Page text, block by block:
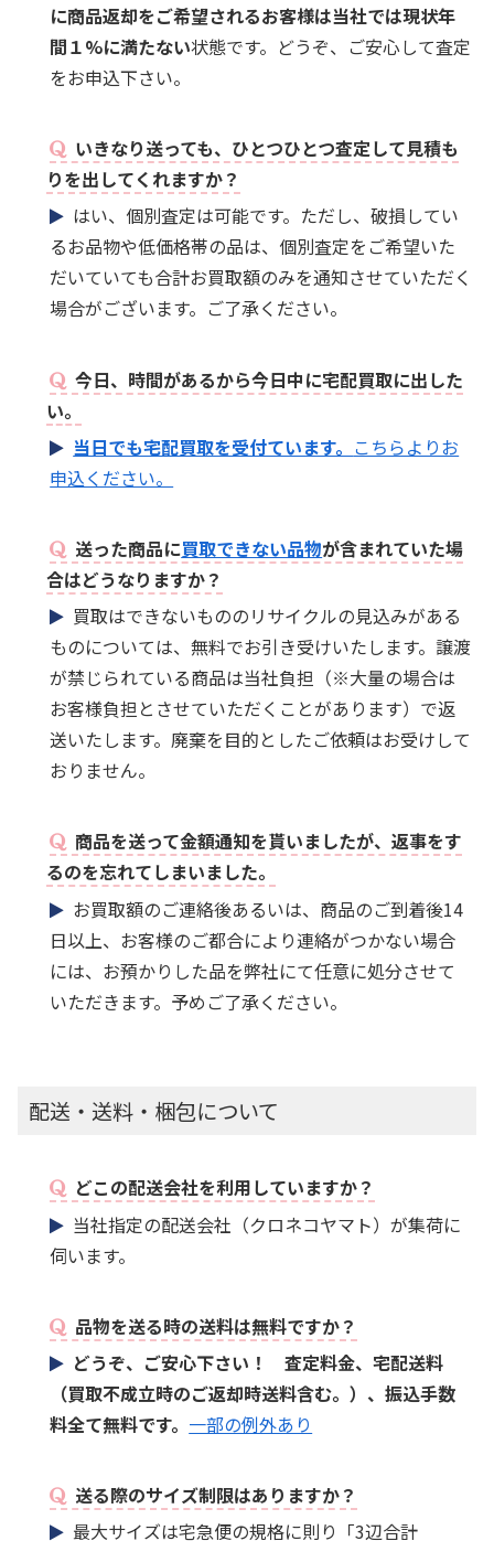
に商品返却をご希望されるお客様は当社では現状年
間１%に満たない状態です。どうぞ、ご安心して査定
をお申込下さい。
いきなり送っても、ひとつひとつ査定して見積も
りを出してくれますか？
はい、個別査定は可能です。ただし、破損してい
るお品物や低価格帯の品は、個別査定をご希望いた
だいていても合計お買取額のみを通知させていただく
場合がございます。ご了承ください。
今日、時間があるから今日中に宅配買取に出した
い。
当日でも宅配買取を受付ています。 こちらよりお
申込ください。
送った商品に買取できない品物が含まれていた場
合はどうなりますか？
買取はできないもののリサイクルの見込みがある
ものについては、無料でお引き受けいたします。譲渡
が禁じられている商品は当社負担（※大量の場合は
お客様負担とさせていただくことがあります）で返
送いたします。廃棄を目的としたご依頼はお受けして
おりません。
商品を送って金額通知を貰いましたが、返事をす
るのを忘れてしまいました。
お買取額のご連絡後あるいは、商品のご到着後14
日以上、お客様のご都合により連絡がつかない場合
には、お預かりした品を弊社にて任意に処分させて
いただきます。予めご了承ください。
配送・送料・梱包について
どこの配送会社を利用していますか？
当社指定の配送会社（クロネコヤマト）が集荷に
伺います。
品物を送る時の送料は無料ですか？
どうぞ、ご安心下さい！ 査定料金、宅配送料
（買取不成立時のご返却時送料含む。）、振込手数
料全て無料です。 一部の例外あり
送る際のサイズ制限はありますか？
最大サイズは宅急便の規格に則り「3辺合計